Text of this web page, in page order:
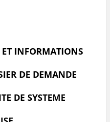
ET INFORMATIONS
DE DEMANDE
DE SYSTEME